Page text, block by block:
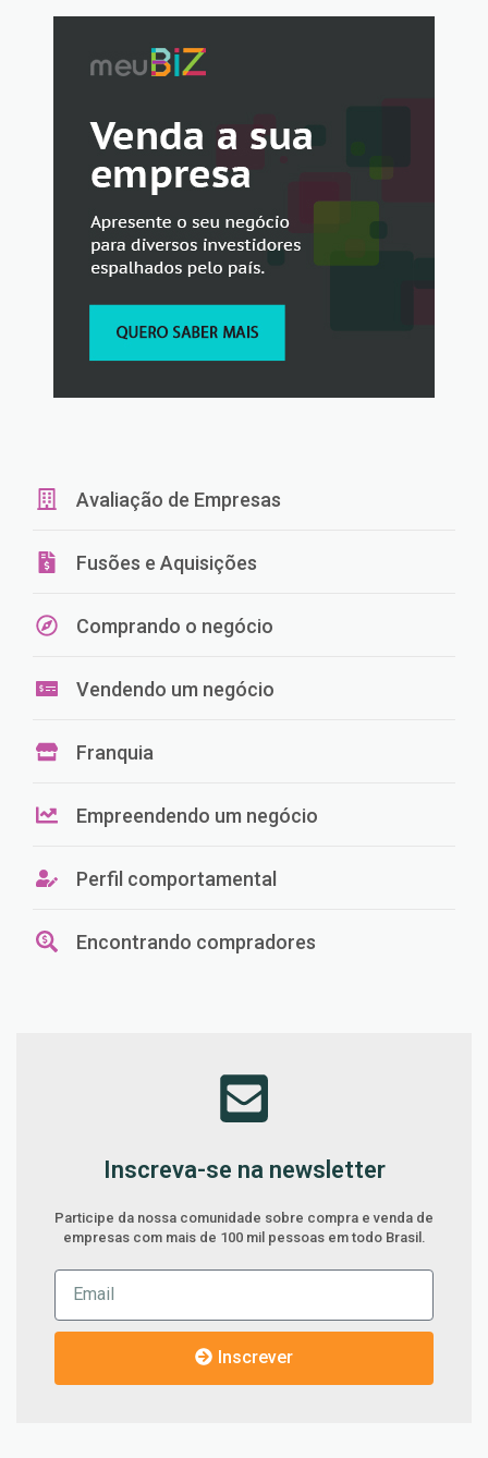
Avaliação de Empresas
Fusões e Aquisições
Comprando o negócio
Vendendo um negócio
Franquia
Empreendendo um negócio
Perfil comportamental
Encontrando compradores
Inscreva-se na newsletter
Participe da nossa comunidade sobre compra e venda de
empresas com mais de 100 mil pessoas em todo Brasil.
Inscrever